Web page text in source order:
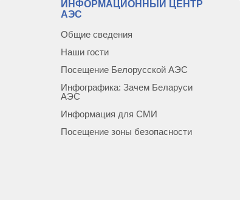
ИНФОРМАЦИОННЫЙ ЦЕНТР
АЭС
Общие сведения
Наши гости
Посещение Белорусской АЭС
Инфографика: Зачем Беларуси
АЭС
Информация для СМИ
Посещение зоны безопасности